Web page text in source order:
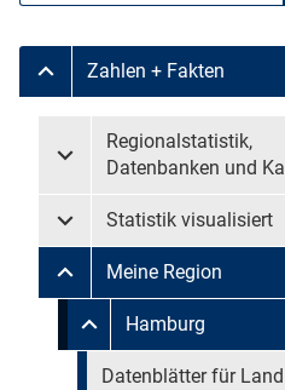
Untermenü Zahlen + Fakten
Zahlen + Fakten
Untermenü überspringen
Untermenü
Regionalstatistik,
Datenbanken und
Untermenü Statistik
Statistik visualisiert
Untermenü Meine Region
Meine Region
Untermenü überspringen
Untermenü Meine
Hamburg
Untermenü
Datenblätter für